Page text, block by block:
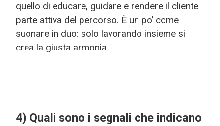
quello di educare, guidare e rendere il cliente
parte attiva del percorso. È un po’ come
suonare in duo: solo lavorando insieme si
crea la giusta armonia.
4) Quali sono i segnali che indicano